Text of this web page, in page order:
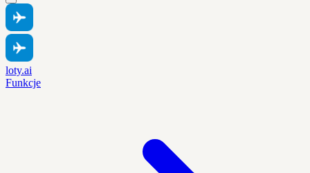
loty.ai
Funkcje